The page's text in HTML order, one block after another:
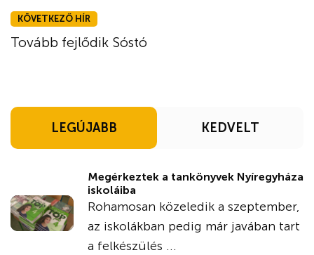
KÖVETKEZŐ HÍR
Tovább fejlődik Sóstó
LEGÚJABB KEDVELT
Megérkeztek a tankönyvek Nyíregyháza
iskoláiba
Rohamosan közeledik a szeptember,
az iskolákban pedig már javában tart
a felkészülés ...